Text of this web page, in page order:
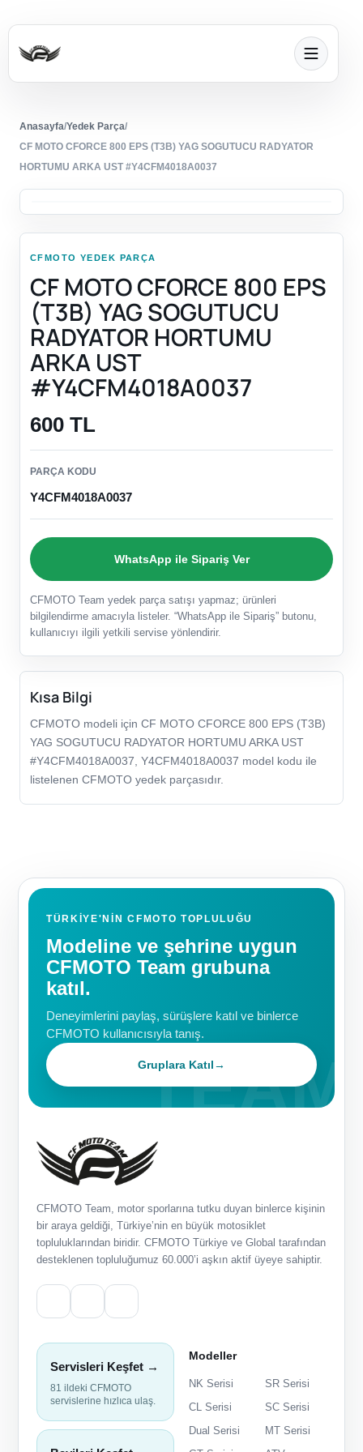
Anasayfa/Yedek Parça/
CF MOTO CFORCE 800 EPS (T3B) YAG SOGUTUCU RADYATOR
HORTUMU ARKA UST #Y4CFM4018A0037
CFMOTO YEDEK PARÇA
CF MOTO CFORCE 800 EPS
(T3B) YAG SOGUTUCU
RADYATOR HORTUMU
ARKA UST
#Y4CFM4018A0037
600 TL
PARÇA KODU
Y4CFM4018A0037
WhatsApp ile Sipariş Ver
CFMOTO Team yedek parça satışı yapmaz; ürünleri
bilgilendirme amacıyla listeler. “WhatsApp ile Sipariş” butonu,
kullanıcıyı ilgili yetkili servise yönlendirir.
Kısa Bilgi
CFMOTO modeli için CF MOTO CFORCE 800 EPS (T3B)
YAG SOGUTUCU RADYATOR HORTUMU ARKA UST
#Y4CFM4018A0037, Y4CFM4018A0037 model kodu ile
listelenen CFMOTO yedek parçasıdır.
TÜRKIYE'NIN CFMOTO TOPLULUĞU
Modeline ve şehrine uygun
CFMOTO Team grubuna
katıl.
Deneyimlerini paylaş, sürüşlere katıl ve binlerce
CFMOTO kullanıcısıyla tanış.
Gruplara Katıl→
CFMOTO Team, motor sporlarına tutku duyan binlerce kişinin
bir araya geldiği, Türkiye’nin en büyük motosiklet
topluluklarından biridir. CFMOTO Türkiye ve Global tarafından
desteklenen topluluğumuz 60.000’i aşkın aktif üyeye sahiptir.
Servisleri Keşfet →
81 ildeki CFMOTO
servislerine hızlıca ulaş.
Modeller
NK Serisi
SR Serisi
CL Serisi
SC Serisi
Dual Serisi
MT Serisi